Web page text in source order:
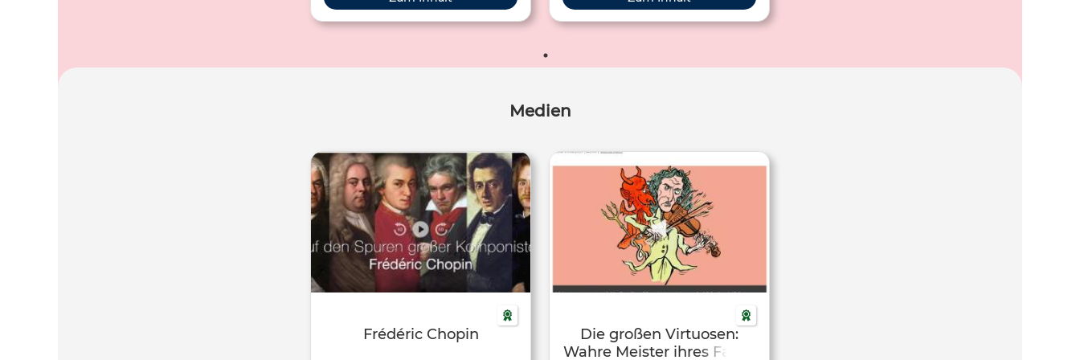
haben - Städte, Länder oder
Landschaften, die ihre Musik
Komponisten der Romantik.
unglaubliche Kunststücke aufführen
können. Sie sind Spezialisten und
Medien
Frédéric Chopin
Die großen Virtuosen:
Wahre Meister ihres Fachs